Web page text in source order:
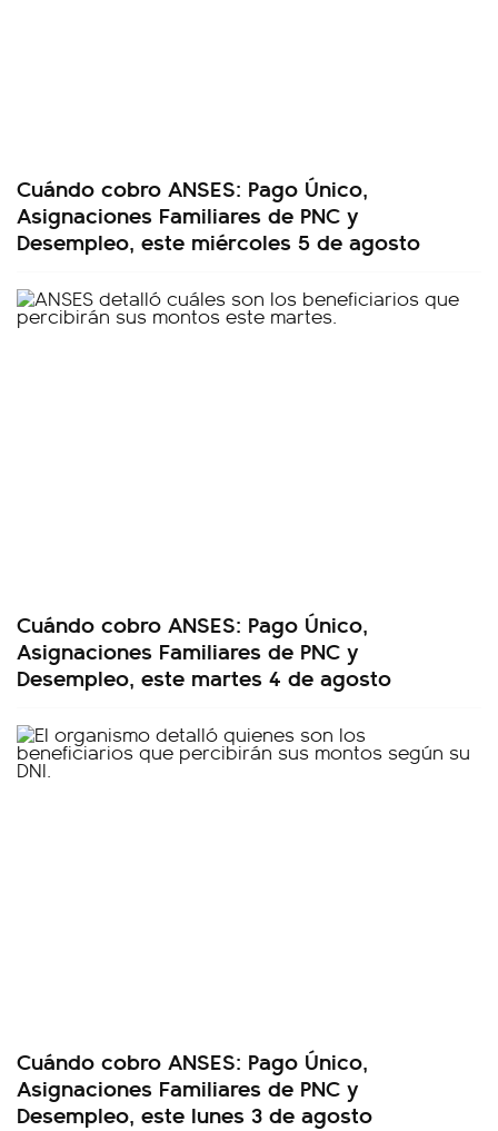
Cuándo cobro ANSES: Pago Único,
Asignaciones Familiares de PNC y
Desempleo, este miércoles 5 de agosto
Cuándo cobro ANSES: Pago Único,
Asignaciones Familiares de PNC y
Desempleo, este martes 4 de agosto
Cuándo cobro ANSES: Pago Único,
Asignaciones Familiares de PNC y
Desempleo, este lunes 3 de agosto